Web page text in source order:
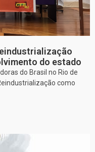
do estado
do Brasil no Rio de
como